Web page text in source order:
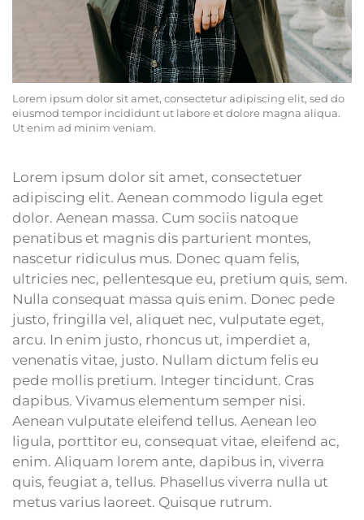
Lorem ipsum dolor sit amet, consectetur adipiscing elit, sed do
eiusmod tempor incididunt ut labore et dolore magna aliqua.
Ut enim ad minim veniam.
Lorem ipsum dolor sit amet, consectetuer
adipiscing elit. Aenean commodo ligula eget
dolor. Aenean massa. Cum sociis natoque
penatibus et magnis dis parturient montes,
nascetur ridiculus mus. Donec quam felis,
ultricies nec, pellentesque eu, pretium quis, sem.
Nulla consequat massa quis enim. Donec pede
justo, fringilla vel, aliquet nec, vulputate eget,
arcu. In enim justo, rhoncus ut, imperdiet a,
venenatis vitae, justo. Nullam dictum felis eu
pede mollis pretium. Integer tincidunt. Cras
dapibus. Vivamus elementum semper nisi.
Aenean vulputate eleifend tellus. Aenean leo
ligula, porttitor eu, consequat vitae, eleifend ac,
enim. Aliquam lorem ante, dapibus in, viverra
quis, feugiat a, tellus. Phasellus viverra nulla ut
metus varius laoreet. Quisque rutrum.